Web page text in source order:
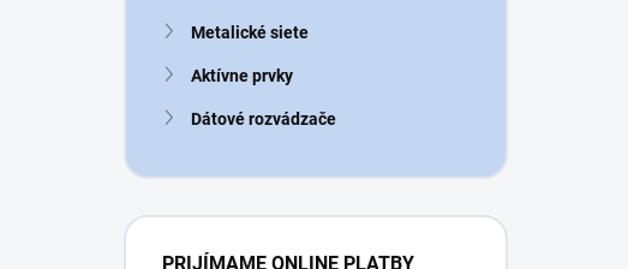
Metalické siete
Aktívne prvky
Dátové rozvádzače
PRIJÍMAME ONLINE PLATBY